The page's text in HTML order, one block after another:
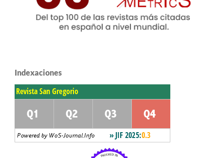
Indexaciones